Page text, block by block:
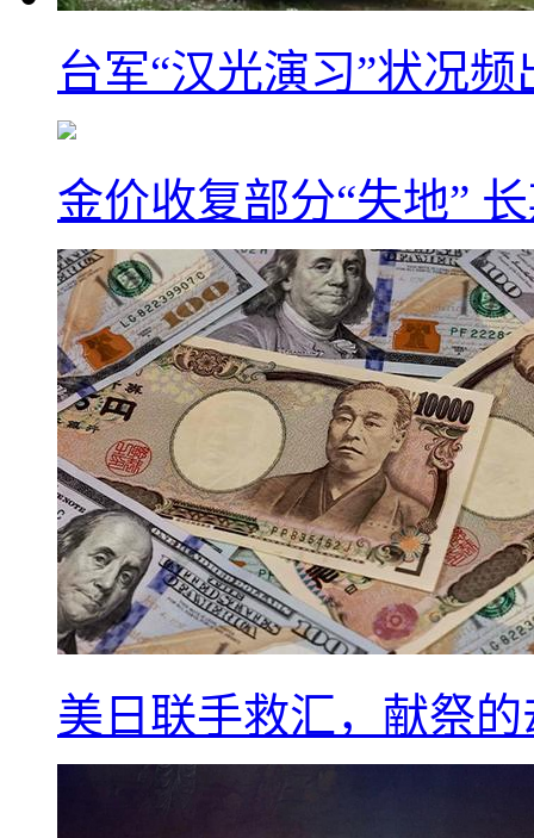
台军“汉光演习”状况
金价收复部分“失地”
美日联手救汇，献祭